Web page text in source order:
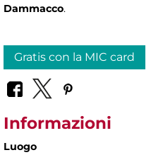
Dammacco.
Gratis con la MIC card
Informazioni
Luogo